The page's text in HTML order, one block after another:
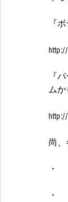
『
『
ムか
尚
・
・